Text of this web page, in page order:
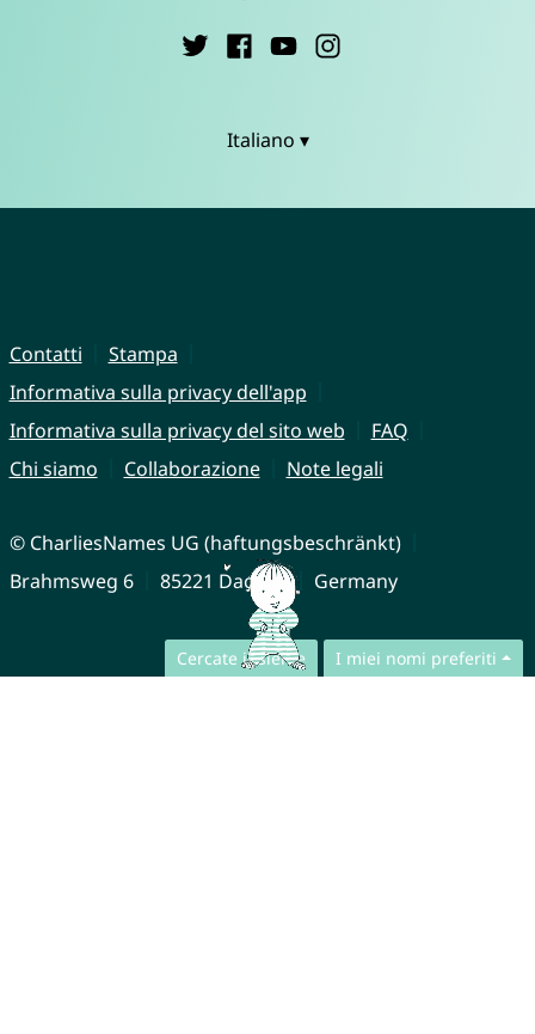
Cercate insieme I miei nomi preferiti
Italiano ▾
Contatti
Stampa
Informativa sulla privacy dell'app
Informativa sulla privacy del sito web
FAQ
Chi siamo
Collaborazione Note legali
© CharliesNames UG (haftungsbeschränkt)
Brahmsweg 6
85221 Dachau Germany